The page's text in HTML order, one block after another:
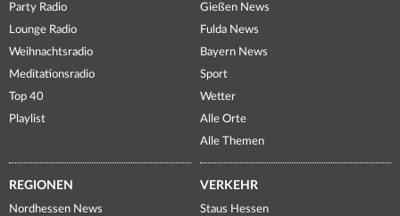
Party Radio
Lounge Radio
Weihnachtsradio
Meditationsradio
Top 40
Playlist
Gießen News
Fulda News
Bayern News
Sport
Wetter
Alle Orte
Alle Themen
REGIONEN
Nordhessen News
VERKEHR
Staus Hessen